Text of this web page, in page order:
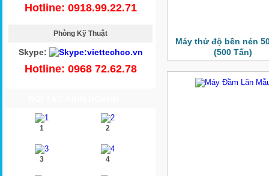
Hotline: 0918.99.22.71
Phòng Kỹ Thuật
Skype:
Hotline: 0968 72.62.78
1 2
3 4
Máy thử độ bền nén
(500 Tấn)